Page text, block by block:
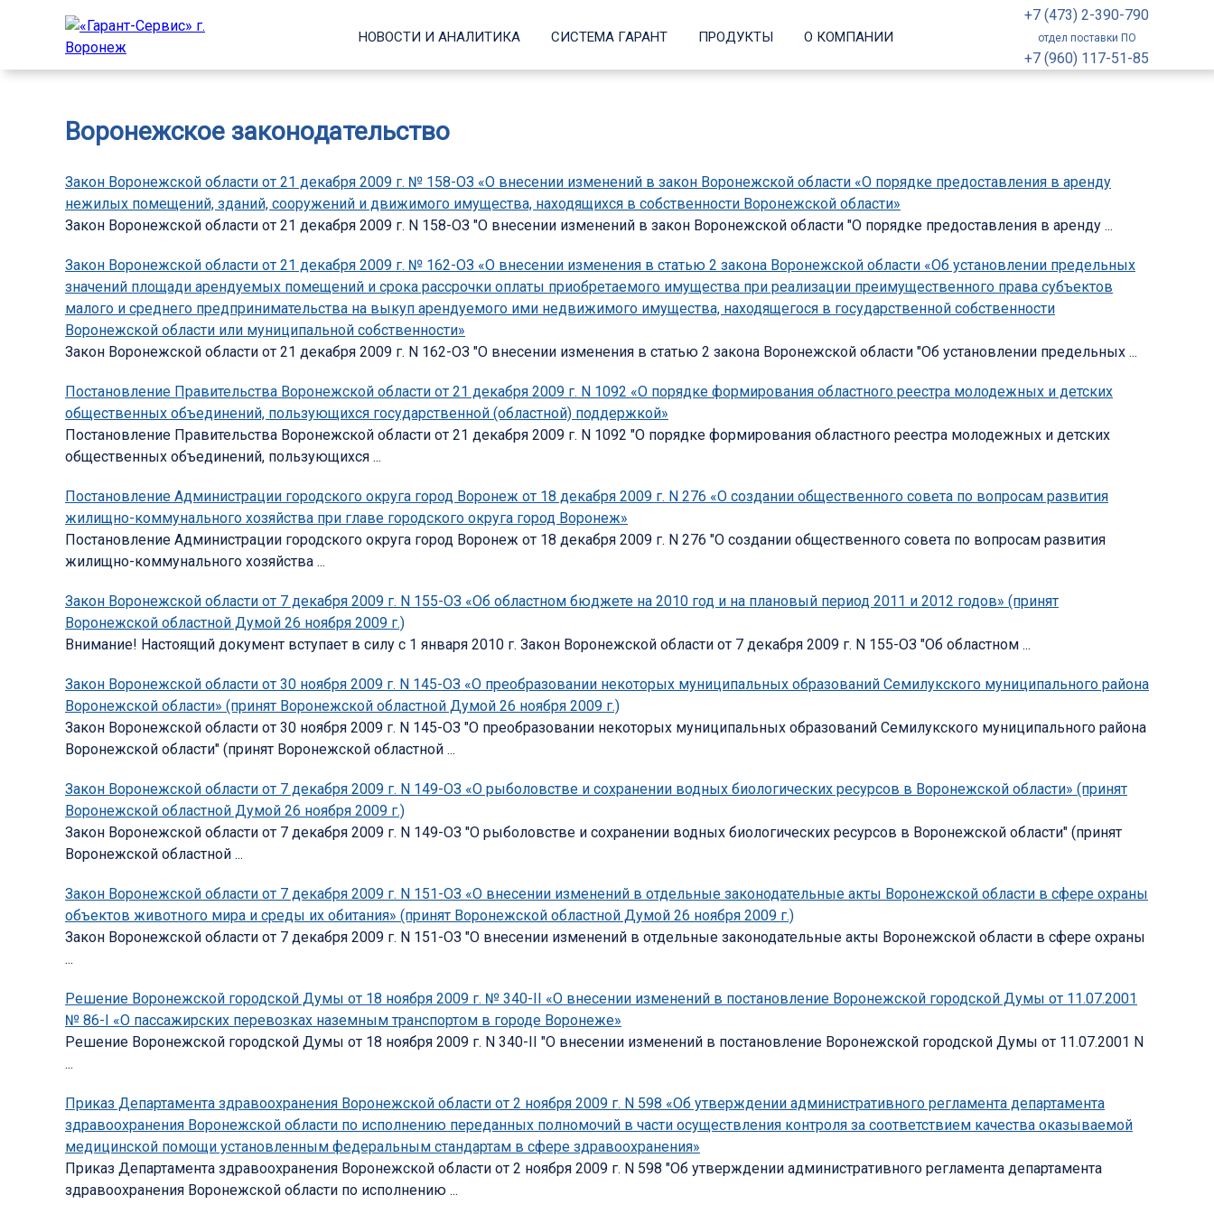
НОВОСТИ И АНАЛИТИКА СИСТЕМА ГАРАНТ ПРОДУКТЫ О КОМПАНИИ
+7 (473) 2-390-790
отдел поставки ПО
+7 (960) 117-51-85
Воронежское законодательство
Закон Воронежской области от 21 декабря 2009 г. № 158-ОЗ «О внесении изменений в закон Воронежской области «О порядке предоставления в аренду
нежилых помещений, зданий, сооружений и движимого имущества, находящихся в собственности Воронежской области»
Закон Воронежской области от 21 декабря 2009 г. N 158-ОЗ "О внесении изменений в закон Воронежской области "О порядке предоставления в аренду ...
Закон Воронежской области от 21 декабря 2009 г. № 162-ОЗ «О внесении изменения в статью 2 закона Воронежской области «Об установлении предельных
значений площади арендуемых помещений и срока рассрочки оплаты приобретаемого имущества при реализации преимущественного права субъектов
малого и среднего предпринимательства на выкуп арендуемого ими недвижимого имущества, находящегося в государственной собственности
Воронежской области или муниципальной собственности»
Закон Воронежской области от 21 декабря 2009 г. N 162-ОЗ "О внесении изменения в статью 2 закона Воронежской области "Об установлении предельных ...
Постановление Правительства Воронежской области от 21 декабря 2009 г. N 1092 «О порядке формирования областного реестра молодежных и детских
общественных объединений, пользующихся государственной (областной) поддержкой»
Постановление Правительства Воронежской области от 21 декабря 2009 г. N 1092 "О порядке формирования областного реестра молодежных и детских
общественных объединений, пользующихся ...
Постановление Администрации городского округа город Воронеж от 18 декабря 2009 г. N 276 «О создании общественного совета по вопросам развития
жилищно-коммунального хозяйства при главе городского округа город Воронеж»
Постановление Администрации городского округа город Воронеж от 18 декабря 2009 г. N 276 "О создании общественного совета по вопросам развития
жилищно-коммунального хозяйства ...
Закон Воронежской области от 7 декабря 2009 г. N 155-ОЗ «Об областном бюджете на 2010 год и на плановый период 2011 и 2012 годов» (принят
Воронежской областной Думой 26 ноября 2009 г.)
Внимание! Настоящий документ вступает в силу с 1 января 2010 г. Закон Воронежской области от 7 декабря 2009 г. N 155-ОЗ "Об областном ...
Закон Воронежской области от 30 ноября 2009 г. N 145-ОЗ «О преобразовании некоторых муниципальных образований Семилукского муниципального района
Воронежской области» (принят Воронежской областной Думой 26 ноября 2009 г.)
Закон Воронежской области от 30 ноября 2009 г. N 145-ОЗ "О преобразовании некоторых муниципальных образований Семилукского муниципального района
Воронежской области" (принят Воронежской областной ...
Закон Воронежской области от 7 декабря 2009 г. N 149-ОЗ «О рыболовстве и сохранении водных биологических ресурсов в Воронежской области» (принят
Воронежской областной Думой 26 ноября 2009 г.)
Закон Воронежской области от 7 декабря 2009 г. N 149-ОЗ "О рыболовстве и сохранении водных биологических ресурсов в Воронежской области" (принят
Воронежской областной ...
Закон Воронежской области от 7 декабря 2009 г. N 151-ОЗ «О внесении изменений в отдельные законодательные акты Воронежской области в сфере охраны
объектов животного мира и среды их обитания» (принят Воронежской областной Думой 26 ноября 2009 г.)
Закон Воронежской области от 7 декабря 2009 г. N 151-ОЗ "О внесении изменений в отдельные законодательные акты Воронежской области в сфере охраны
...
Решение Воронежской городской Думы от 18 ноября 2009 г. № 340-II «О внесении изменений в постановление Воронежской городской Думы от 11.07.2001
№ 86-I «О пассажирских перевозках наземным транспортом в городе Воронеже»
Решение Воронежской городской Думы от 18 ноября 2009 г. N 340-II "О внесении изменений в постановление Воронежской городской Думы от 11.07.2001 N
...
Приказ Департамента здравоохранения Воронежской области от 2 ноября 2009 г. N 598 «Об утверждении административного регламента департамента
здравоохранения Воронежской области по исполнению переданных полномочий в части осуществления контроля за соответствием качества оказываемой
медицинской помощи установленным федеральным стандартам в сфере здравоохранения»
Приказ Департамента здравоохранения Воронежской области от 2 ноября 2009 г. N 598 "Об утверждении административного регламента департамента
здравоохранения Воронежской области по исполнению ...